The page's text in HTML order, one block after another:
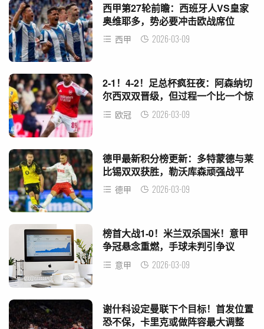
西甲第27轮前瞻：西班牙人VS皇家
奥维耶多，势必要冲击欧战席位
西甲 2026-03-09
2-1！4-2！足总杯疯狂夜：阿森纳切
尔西双双晋级，但过程一个比一个惊
心 欧冠 2026-03-09
德甲最新积分榜更新：多特蒙德与莱
比锡双双获胜，勒沃库森顽强战平
德甲 2026-03-09
榜首大战1-0！米兰双杀国米！意甲
争冠悬念重燃，手球未判引争议
意甲 2026-03-09
谢什科设定曼联下个目标！首发位置
恐不保，卡里克或做阵容最大调整